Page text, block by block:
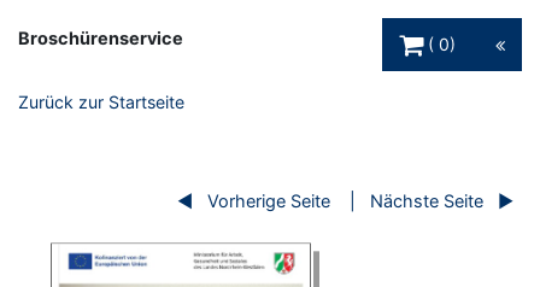
Broschürenservice
0
Zurück zur Startseite
Vorherige Seite Nächste Seite